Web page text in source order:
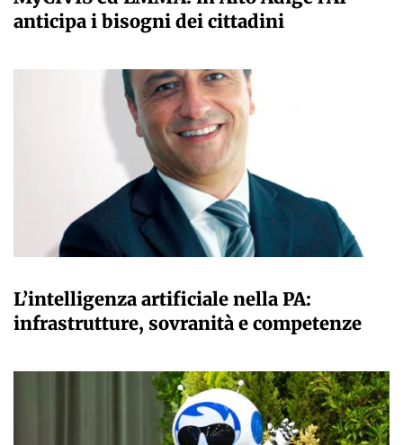
anticipa i bisogni dei cittadini
L’intelligenza artificiale nella PA:
infrastrutture, sovranità e competenze